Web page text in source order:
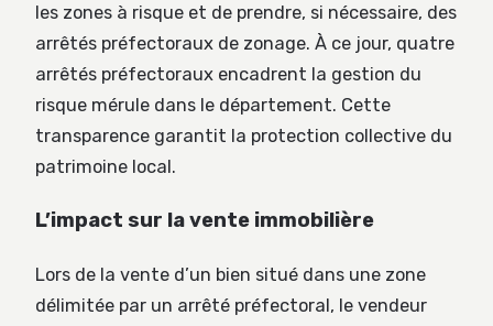
les zones à risque et de prendre, si nécessaire, des
arrêtés préfectoraux de zonage. À ce jour, quatre
arrêtés préfectoraux encadrent la gestion du
risque mérule dans le département. Cette
transparence garantit la protection collective du
patrimoine local.
L’impact sur la vente immobilière
Lors de la vente d’un bien situé dans une zone
délimitée par un arrêté préfectoral, le vendeur